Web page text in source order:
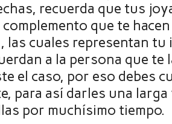
recuerda que tus
que te
las cuales representan tu
a la persona que te
el caso, por eso debes
para así darles una
por muchísimo tiempo.